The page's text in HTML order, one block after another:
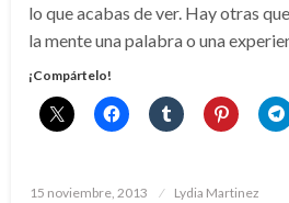
lo que acabas de ver. Hay otras
la mente una palabra o una
¡Compártelo!
Publicado
15 noviembre, 2013 Lydia Martinez